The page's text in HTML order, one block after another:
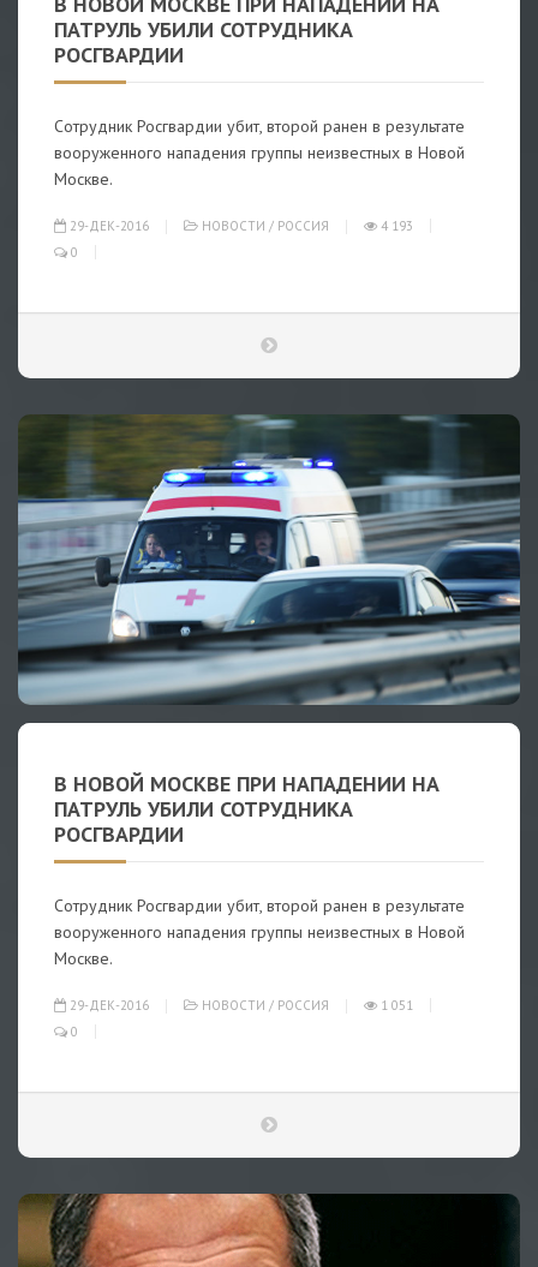
ПАТРУЛЬ УБИЛИ СОТРУДНИКА
РОСГВАРДИИ
Сотрудник Росгвардии убит, второй ранен в результате
вооруженного нападения группы неизвестных в Новой
Москве.
29-ДЕК-2016 НОВОСТИ / РОССИЯ
4 193
0
В НОВОЙ МОСКВЕ ПРИ НАПАДЕНИИ НА
ПАТРУЛЬ УБИЛИ СОТРУДНИКА
РОСГВАРДИИ
Сотрудник Росгвардии убит, второй ранен в результате
вооруженного нападения группы неизвестных в Новой
Москве.
29-ДЕК-2016 НОВОСТИ / РОССИЯ
1 051
0